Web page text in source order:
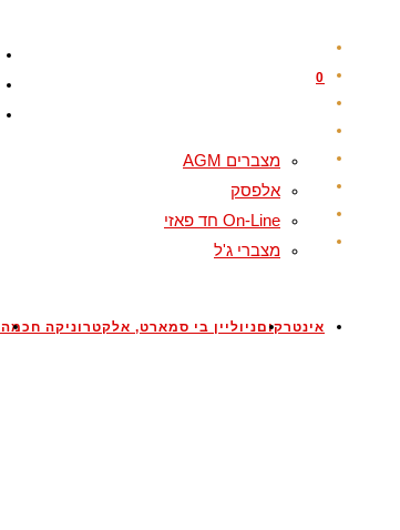
content
0
אינטרקוםניוליין בי סמארט, אלקטרוניקה חכמה
מצברים AGM
אלפסק
On-Line חד פאזי
מצברי ג'ל